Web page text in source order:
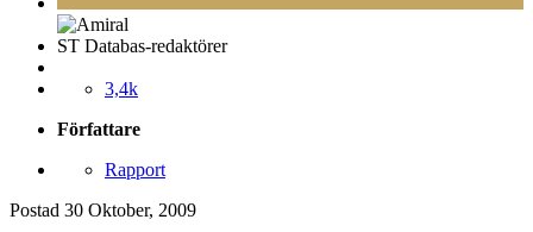
ST Databas-redaktörer
3,4k
Författare
Rapport
Postad 30 Oktober, 2009